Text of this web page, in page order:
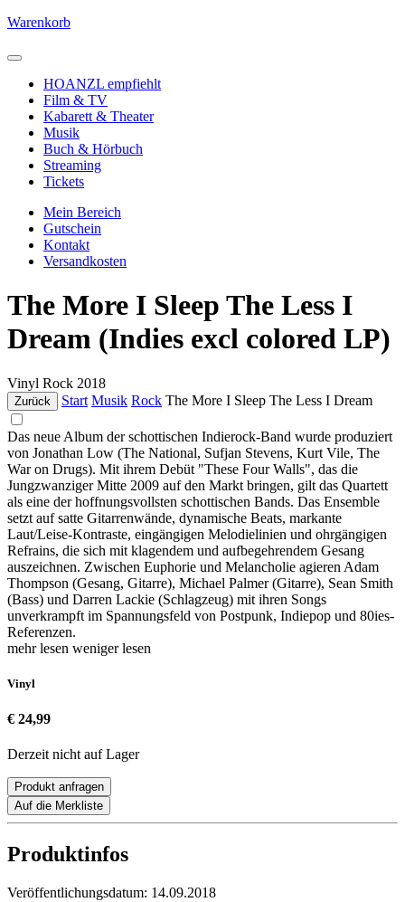
Warenkorb
HOANZL empfiehlt
Film & TV
Kabarett & Theater
Musik
Buch & Hörbuch
Streaming
Tickets
Mein Bereich
Gutschein
Kontakt
Versandkosten
The More I Sleep The Less I
Dream (Indies excl colored LP)
Vinyl Rock 2018
Zurück Start Musik Rock The More I Sleep The Less I Dream
Das neue Album der schottischen Indierock-Band wurde produziert
von Jonathan Low (The National, Sufjan Stevens, Kurt Vile, The
War on Drugs). Mit ihrem Debüt "These Four Walls", das die
Jungzwanziger Mitte 2009 auf den Markt bringen, gilt das Quartett
als eine der hoffnungsvollsten schottischen Bands. Das Ensemble
setzt auf satte Gitarrenwände, dynamische Beats, markante
Laut/Leise-Kontraste, eingängigen Melodielinien und ohrgängigen
Refrains, die sich mit klagendem und aufbegehrendem Gesang
auszeichnen. Zwischen Euphorie und Melancholie agieren Adam
Thompson (Gesang, Gitarre), Michael Palmer (Gitarre), Sean Smith
(Bass) und Darren Lackie (Schlagzeug) mit ihren Songs
unverkrampft im Spannungsfeld von Postpunk, Indiepop und 80ies-
Referenzen.
mehr lesen weniger lesen
Vinyl
€ 24,99
Derzeit nicht auf Lager
Produkt anfragen
Auf die Merkliste
Produktinfos
Veröffentlichungsdatum: 14.09.2018